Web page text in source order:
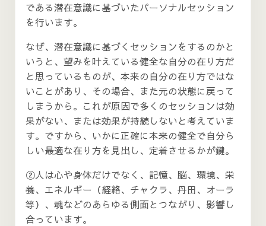
である潜在意識に基づいたパーソナルセッション
を行います。
なぜ、潜在意識に基づくセッションをするのかと
いうと、望みを叶えている健全な自分の在り方だ
と思っているものが、本来の自分の在り方ではな
いことがあり、その場合、また元の状態に戻って
しまうから。これが原因で多くのセッションは効
果がない、または効果が持続しないと考えていま
す。ですから、いかに正確に本来の健全で自分ら
しい最適な在り方を見出し、定着させるかが鍵。
②人は心や身体だけでなく、記憶、脳、環境、栄
養、エネルギー（経絡、チャクラ、丹田、オーラ
等）、魂などのあらゆる側面とつながり、影響し
合っています。